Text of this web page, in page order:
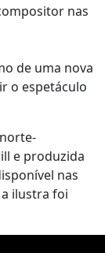
nas
de uma nova
o espetáculo
e produzida
nas
ilustra foi